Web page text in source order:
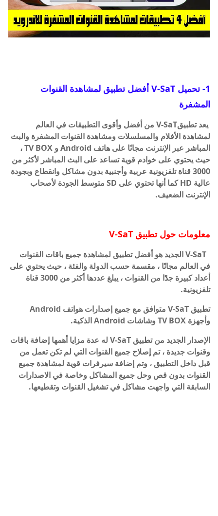
1- تحميل V-SaT أفضل تطبيق لمشاهدة القنوات
المشفرة
يعد تطبيقV-SaT من أفضل وأقوى التطبيقات في العالم
لمشاهدة الأفلام والمسلسلات ومشاهدة القنوات المشفرة والبث
المباشر عبر الإنترنت مجانًا على هاتف Android و TV BOX ،
حيث يحتوي على خوادم قوية تساعد على البث المباشر لأكثر من
3000 قناة تلفزيونية عربية وأجنبية بدون مشاكل وانقطاع وبجودة
عالية HD كما أنها تحتوي على SD متوسط ​​الجودة لأصحاب
الإنترنت الضعيف.
معلومات حول تطبيق V-SaT
V-SaT الجديد هو أفضل تطبيق لمشاهدة جميع باقات القنوات
في العالم مجانًا ، مقسمة حسب الدولة والفئة ، حيث يحتوي على
أعداد كبيرة جدًا من القنوات ، يبلغ عددها أكثر من 3000 قناة
تلفزيونية.
تطبيق V-SaT متوافق مع جميع إصدارات هواتف Android
وأجهزة TV BOX وشاشات Android الذكية.
الإصدار الجديد من تطبيق V-SaT له عدة مزايا أهمها إضافة باقات
وقنوات جديدة ، تم إصلاح جميع القنوات التي لم تكن تعمل من
قبل داخل التطبيق ، وتم إضافة سيرفرات قوية لمشاهدة جميع
القنوات بدون قص وحل جميع المشاكل وخاصة في الاصدارات
السابقة التي واجهت مشاكل في تشغيل القنوات وتقطيعها.